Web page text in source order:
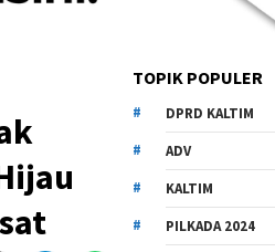
TOPIK POPULER
DPRD KALTIM
ADV
KALTIM
PILKADA 2024